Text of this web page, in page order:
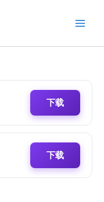
下载
下载